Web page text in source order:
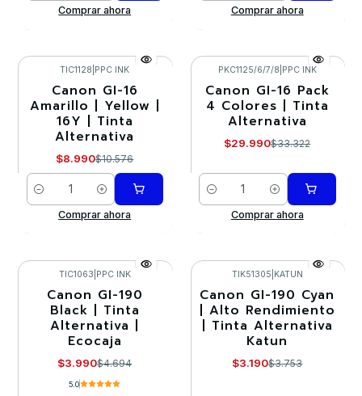
Comprar ahora
Comprar ahora
-15%
TIC1128 PPC INK
Canon GI-16
Amarillo | Yellow |
16Y | Tinta
Alternativa
$8.990$10.576
Cantidad
Comprar ahora
-10%
PKC1125/6/7/8 PPC INK
Canon GI-16 Pack
4 Colores | Tinta
Alternativa
$29.990$33.322
Cantidad
Comprar ahora
-15%
TIC1063 PPC INK
Canon GI-190
Black | Tinta
Alternativa |
Ecocaja
$3.990$4.694
5.0
-15%
Agotado
TIK51305 KATUN
Canon GI-190 Cyan
| Alto Rendimiento
| Tinta Alternativa
Katun
$3.190$3.753